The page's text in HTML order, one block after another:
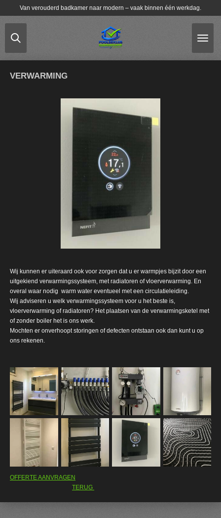
de
Van verouderd badkamer naar modern – vaak binnen één werkdag.
VERWARMING
Wij kunnen er uiteraard ook voor zorgen dat u er warmpjes bijzit door een
uitgekiend verwarmingssysteem, met radiatoren of vloerverwarming. En
overal waar nodig warm water eventueel met een circulatieleiding.
Wij adviseren u welk verwarmingssysteem voor u het beste is,
vloerverwarming of radiatoren? Het plaatsen van de verwarmingsketel met
of zonder boiler het is ons werk.
Mochten er onverhoopt storingen of defecten ontstaan ook dan kunt u op
ons rekenen.
OFFERTE AANVRAGEN
TERUG